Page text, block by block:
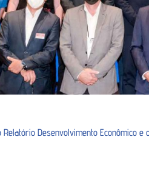
Relatório Desenvolvimento Econômico e